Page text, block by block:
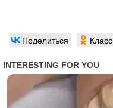
Поделиться Класс